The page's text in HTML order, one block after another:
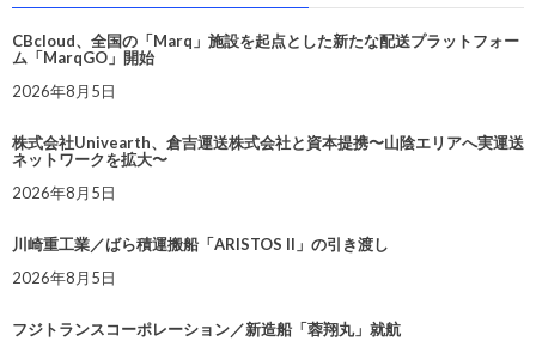
CBcloud、全国の「Marq」施設を起点とした新たな配送プラットフォー
ム「MarqGO」開始
2026年8月5日
株式会社Univearth、倉吉運送株式会社と資本提携〜山陰エリアへ実運送
ネットワークを拡大〜
2026年8月5日
川崎重工業／ばら積運搬船「ARISTOS II」の引き渡し
2026年8月5日
フジトランスコーポレーション／新造船「蓉翔丸」就航